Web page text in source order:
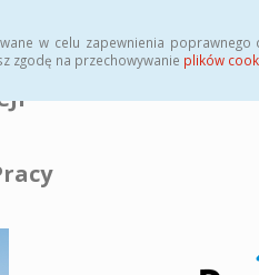
w celu zapewnienia poprawnego
zgodę na przechowywanie plików